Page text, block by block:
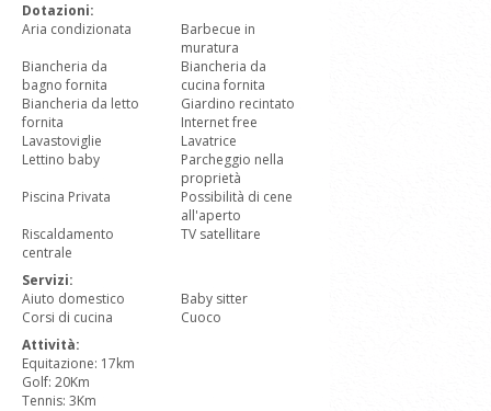
Dotazioni:
Aria condizionata
Barbecue in
muratura
Biancheria da
bagno fornita
Biancheria da
cucina fornita
Biancheria da letto
fornita
Giardino recintato
Internet free
Lavastoviglie
Lavatrice
Lettino baby
Parcheggio nella
proprietà
Piscina Privata
Possibilità di cene
all'aperto
Riscaldamento
centrale
TV satellitare
Servizi:
Aiuto domestico
Baby sitter
Corsi di cucina
Cuoco
Attività:
Equitazione: 17km
Golf: 20Km
Tennis: 3Km